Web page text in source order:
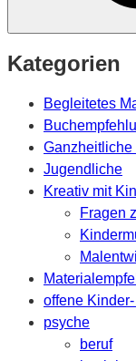
Kategorien
Begleitetes
Ganzheitliche
Jugendliche
Kreativ mit
Fragen
offene
psyche
beruf